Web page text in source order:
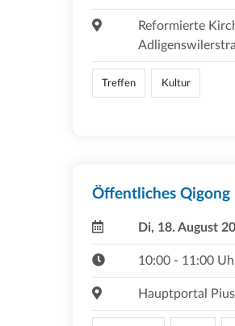
Reformierte
Treffen Kultur
Öffentliches Qigong
Di, 18. August
10:00 - 11:00
Hauptportal